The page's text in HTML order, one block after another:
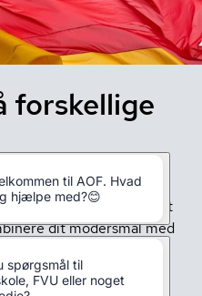
forskellige
du, at der findes mere
tysk er det tiende mest
dit modersmål med
døre for dig.